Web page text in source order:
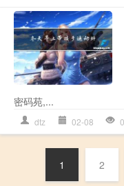
密码苑,...
dtz 02-08 0
1 2